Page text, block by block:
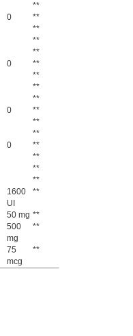
**
0
**
**
**
**
0
**
**
**
**
0
**
**
**
0
**
**
**
**
1600
UI
**
50 mg **
500
mg
**
75
mcg
**